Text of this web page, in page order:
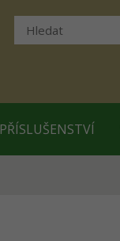
PŘÍSLUŠENSTVÍ